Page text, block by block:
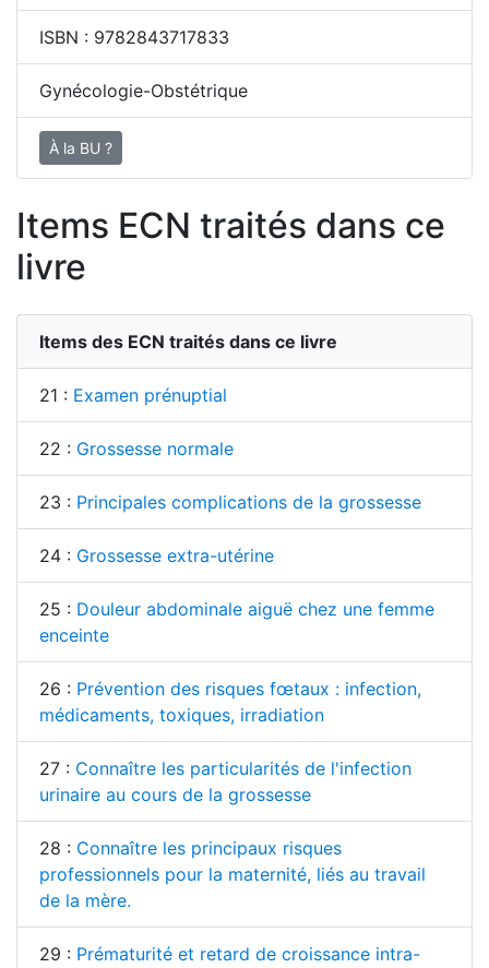
ISBN : 9782843717833
Gynécologie-Obstétrique
À la BU ?
Items ECN traités dans ce
livre
Items des ECN traités dans ce livre
21 : Examen prénuptial
22 : Grossesse normale
23 : Principales complications de la grossesse
24 : Grossesse extra-utérine
25 : Douleur abdominale aiguë chez une femme
enceinte
26 : Prévention des risques fœtaux : infection,
médicaments, toxiques, irradiation
27 : Connaître les particularités de l'infection
urinaire au cours de la grossesse
28 : Connaître les principaux risques
professionnels pour la maternité, liés au travail
de la mère.
29 : Prématurité et retard de croissance intra-